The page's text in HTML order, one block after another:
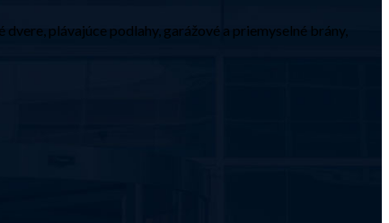
plávajúce podlahy, garážové a priemyselné brány,